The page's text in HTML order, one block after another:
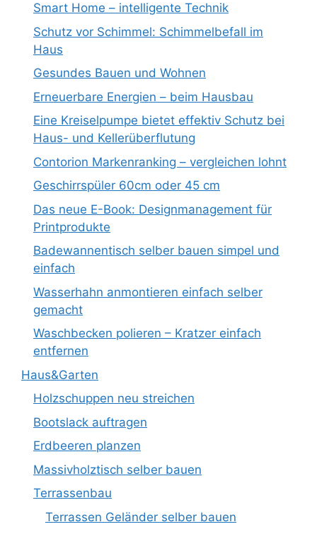
Smart Home – intelligente Technik
Schutz vor Schimmel: Schimmelbefall im
Haus
Gesundes Bauen und Wohnen
Erneuerbare Energien – beim Hausbau
Eine Kreiselpumpe bietet effektiv Schutz bei
Haus- und Kellerüberflutung
Contorion Markenranking – vergleichen lohnt
Geschirrspüler 60cm oder 45 cm
Das neue E-Book: Designmanagement für
Printprodukte
Badewannentisch selber bauen simpel und
einfach
Wasserhahn anmontieren einfach selber
gemacht
Waschbecken polieren – Kratzer einfach
entfernen
Haus&Garten
Holzschuppen neu streichen
Bootslack auftragen
Erdbeeren planzen
Massivholztisch selber bauen
Terrassenbau
Terrassen Geländer selber bauen